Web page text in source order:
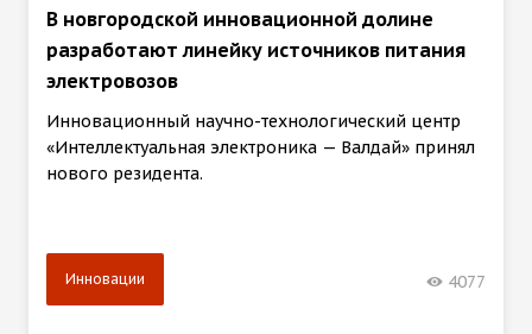
В новгородской инновационной долине
разработают линейку источников питания
электровозов
Инновационный научно-технологический центр
«Интеллектуальная электроника — Валдай» принял
нового резидента.
Инновации 4077